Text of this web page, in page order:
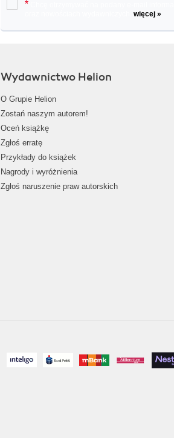
*
więcej »
Wydawnictwo Helion
O Grupie Helion
Zostań naszym autorem!
Oceń książkę
Zgłoś erratę
Przykłady do książek
Nagrody i wyróżnienia
Zgłoś naruszenie praw autorskich